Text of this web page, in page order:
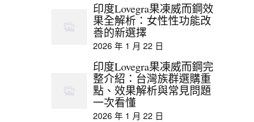
印度Lovegra果凍威而鋼效
果全解析：女性性功能改
善的新選擇
2026 年 1 月 22 日
印度Lovegra果凍威而鋼完
整介紹：台灣族群選購重
點、效果解析與常見問題
一次看懂
2026 年 1 月 22 日